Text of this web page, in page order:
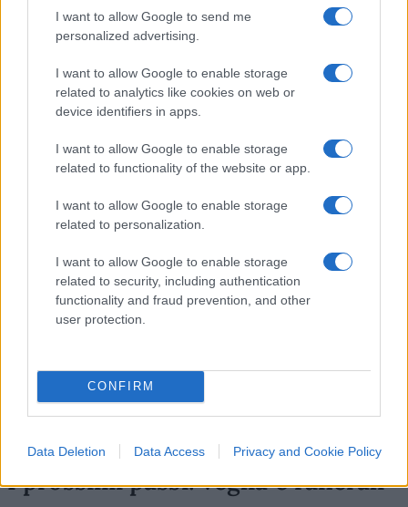
I want to allow Google to send me
personalized advertising.
I want to allow Google to enable storage
related to analytics like cookies on web or
device identifiers in apps.
I want to allow Google to enable storage
related to functionality of the website or app.
I want to allow Google to enable storage
related to personalization.
I want to allow Google to enable storage
related to security, including authentication
functionality and fraud prevention, and other
user protection.
CONFIRM
Data Deletion Data Access Privacy and Cookie Policy
hanno seguito il Pontefice,l’ictus emorragico
all’interno del cervello. Questa emergenza medica,
meno comune ma generalmente più grave di un
, può causare danni neurologici
irreparabili o condurre rapidamente al decesso.
Tra i sintomi visibili vi sono perdita improvvisa
della forza, difficoltà di espressione e forti mal di
testa, tutti segnali che necessitano di soccorsi
L’età avanzatael’ipertensionerappresentano i
principali fattori di rischio di questa condizione,
aneurismi o microlesioni nei vasi cerebrali. In
Italia, l’ictus è una delle prime cause di morte, con
I prossimi passi: veglia e funerali